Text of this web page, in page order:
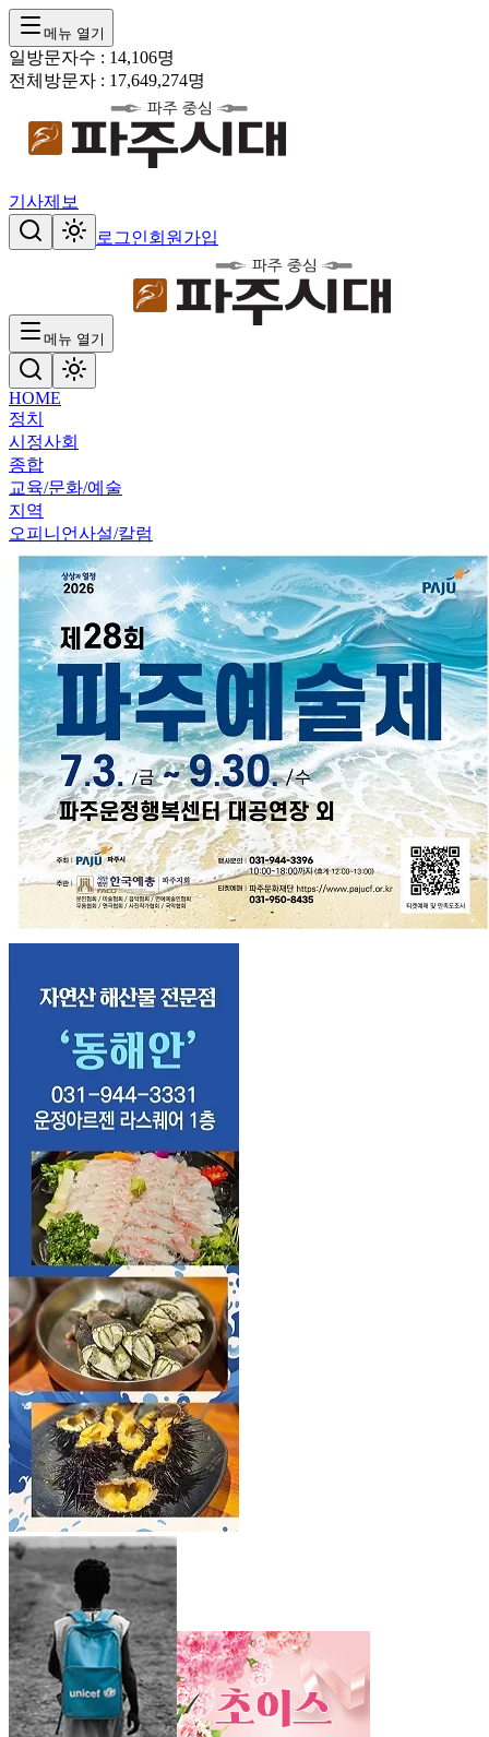
메뉴 열기
일방문자수 : 14,106명
전체방문자 : 17,649,274명
기사제보
로그인회원가입
메뉴 열기
HOME
정치
시정사회
종합
교육/문화/예술
지역
오피니언사설/칼럼